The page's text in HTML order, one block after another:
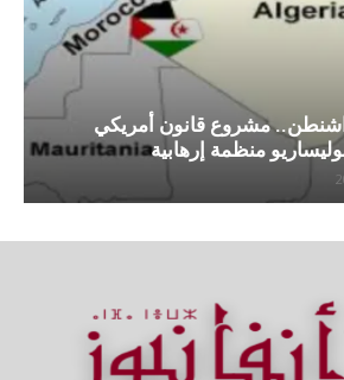
مشروع قانون أمريكي
منظمة إرهابية